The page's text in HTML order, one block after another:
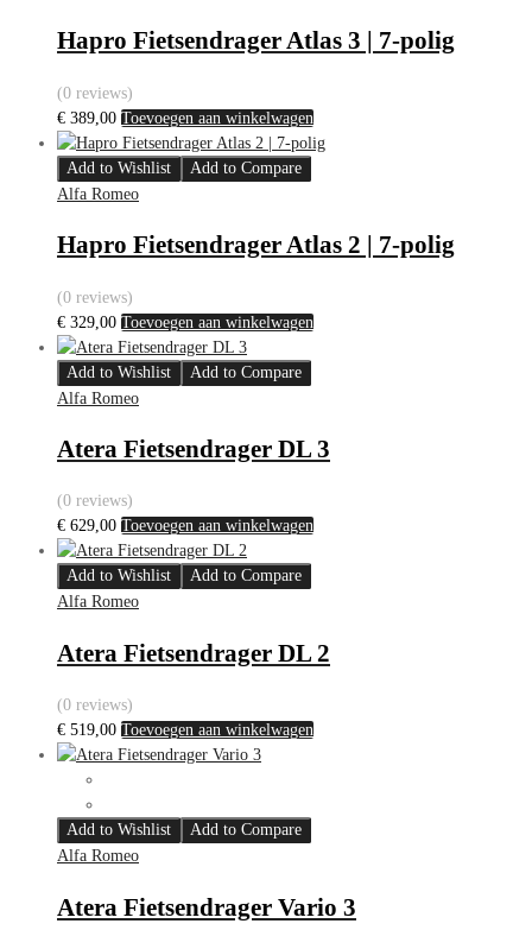
Hapro Fietsendrager Atlas 3 | 7-polig
(0 reviews)
€ 389,00 Toevoegen aan winkelwagen
Add to Wishlist
Add to Compare
Alfa Romeo
Hapro Fietsendrager Atlas 2 | 7-polig
(0 reviews)
€ 329,00 Toevoegen aan winkelwagen
Add to Wishlist
Add to Compare
Alfa Romeo
Atera Fietsendrager DL 3
(0 reviews)
€ 629,00 Toevoegen aan winkelwagen
Add to Wishlist
Add to Compare
Alfa Romeo
Atera Fietsendrager DL 2
(0 reviews)
€ 519,00 Toevoegen aan winkelwagen
Add to Wishlist
Add to Compare
Alfa Romeo
Atera Fietsendrager Vario 3